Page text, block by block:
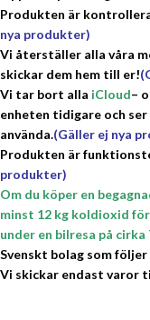
Produkten är
nya produkter)
Vi återställer alla våra
skickar dem hem till er!
Vi tar bort alla iCloud–
enheten tidigare och
använda.(Gäller ej nya
Produkten är
produkter)
Om du köper en
minst 12 kg koldioxid
under en bilresa på
Svenskt bolag som följer
Vi skickar endast varor